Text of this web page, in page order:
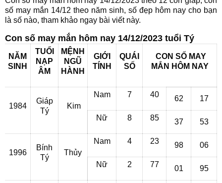
số may mắn 14/12 theo năm sinh, số đẹp hôm nay cho bạn
là số nào, tham khảo ngay bài viết này.
Con số may mắn hôm nay 14/12/2023 tuổi Tý
NĂM
SINH
TUỔI
NẠP
ÂM
MỆNH
NGŨ
HÀNH
GIỚI
TÍNH
QUÁI
SỐ
CON SỐ MAY
MẮN HÔM NAY
1984
Giáp
Tý
Kim
Nam 7 40 62 17
Nữ 8 85 37 53
1996
Bính
Tý
Thủy
Nam 4 23 98 06
Nữ 2 77 01 95